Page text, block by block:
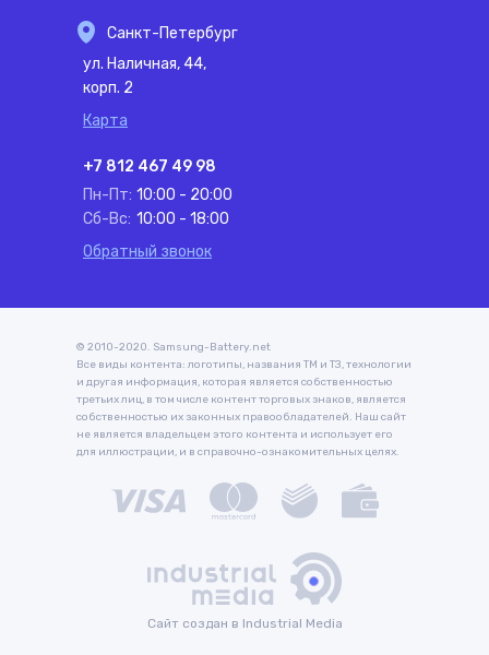
Санкт-Петербург
ул. Наличная, 44,
корп. 2
Карта
+7 812 467 49 98
Пн-Пт: 10:00 - 20:00
Сб-Вс: 10:00 - 18:00
Обратный звонок
© 2010-2020. Samsung-Battery.net
Все виды контента: логотипы, названия ТМ и ТЗ, технологии
и другая информация, которая является собственностью
третьих лиц, в том числе контент торговых знаков, является
собственностью их законных правообладателей. Наш сайт
не является владельцем этого контента и использует его
для иллюстрации, и в справочно-ознакомительных целях.
Сайт создан в Industrial Media